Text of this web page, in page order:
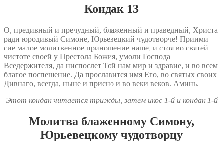
Кондак 13
О, предивный и пречудный, блаженный и праведный, Христа
ради юродивый Симоне, Юрьевецкий чудотворче! Приими
сие малое молитвенное приношение наше, и стоя во святей
чистоте своей у Престола Божия, умоли Господа
Вседержителя, да ниспослет Той нам мир и здравие, и во всем
благое поспешение. Да прославится имя Его, во святых своих
Дивнаго, всегда, ныне и присно и во веки веков. Аминь.
Этот кондак читается трижды, затем икос 1‑й и кондак 1‑й
Молитва блаженному Симону,
Юрьевецкому чудотворцу